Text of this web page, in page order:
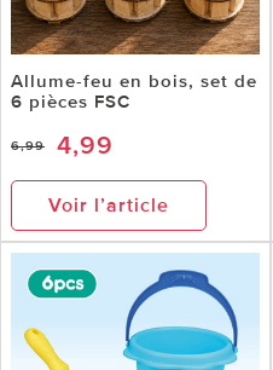
Allume-feu en bois, set de
6 pièces FSC
6,99 4,99
Voir l’article